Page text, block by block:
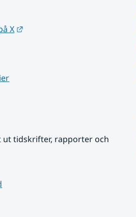
X
ut tidskrifter, rapporter och